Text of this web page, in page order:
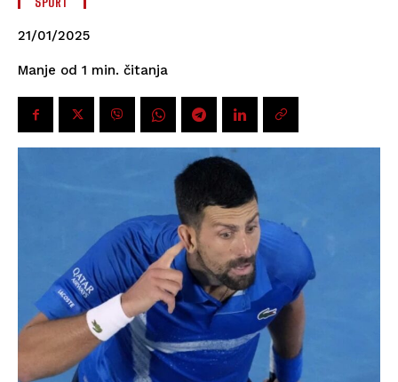
21/01/2025
Manje od 1 min. čitanja